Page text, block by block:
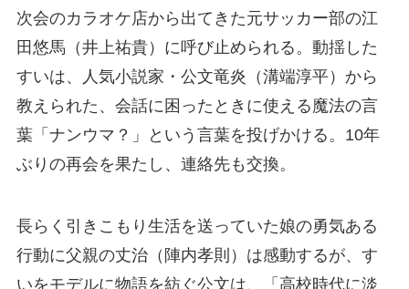
次会のカラオケ店から出てきた元サッカー部の江
田悠馬（井上祐貴）に呼び止められる。動揺した
すいは、人気小説家・公文竜炎（溝端淳平）から
教えられた、会話に困ったときに使える魔法の言
葉「ナンウマ？」という言葉を投げかける。10年
ぶりの再会を果たし、連絡先も交換。
長らく引きこもり生活を送っていた娘の勇気ある
行動に父親の丈治（陣内孝則）は感動するが、す
いをモデルに物語を紡ぐ公文は、「高校時代に淡